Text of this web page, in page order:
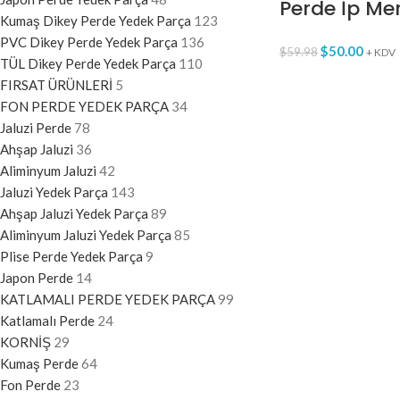
Kumaş Dikey Perde Yedek Parça 123
PVC Dikey Perde Yedek Parça 136
TÜL Dikey Perde Yedek Parça 110
FIRSAT ÜRÜNLERİ 5
FON PERDE YEDEK PARÇA 34
Jaluzi Perde 78
Ahşap Jaluzi 36
Aliminyum Jaluzi 42
Jaluzi Yedek Parça 143
Ahşap Jaluzi Yedek Parça 89
Aliminyum Jaluzi Yedek Parça 85
Plise Perde Yedek Parça 9
Japon Perde 14
KATLAMALI PERDE YEDEK PARÇA99
Katlamalı Perde 24
KORNİŞ 29
Kumaş Perde64
Fon Perde 23
Perde İp
$59.98$50.00 + KDV